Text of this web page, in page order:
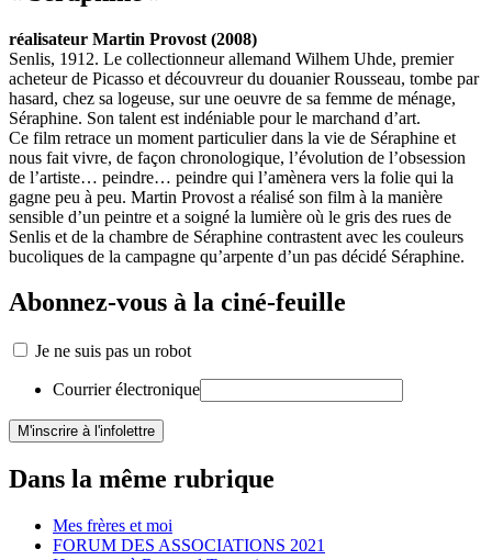
réalisateur Martin Provost (2008)
Senlis, 1912. Le collectionneur allemand Wilhem Uhde, premier
acheteur de Picasso et découvreur du douanier Rousseau, tombe par
hasard, chez sa logeuse, sur une oeuvre de sa femme de ménage,
Séraphine. Son talent est indéniable pour le marchand d’art.
Ce film retrace un moment particulier dans la vie de Séraphine et
nous fait vivre, de façon chronologique, l’évolution de l’obsession
de l’artiste… peindre… peindre qui l’amènera vers la folie qui la
gagne peu à peu. Martin Provost a réalisé son film à la manière
sensible d’un peintre et a soigné la lumière où le gris des rues de
Senlis et de la chambre de Séraphine contrastent avec les couleurs
bucoliques de la campagne qu’arpente d’un pas décidé Séraphine.
Abonnez-vous à la ciné-feuille
Je ne suis pas un robot
Courrier électronique
Dans la même rubrique
Mes frères et moi
FORUM DES ASSOCIATIONS 2021